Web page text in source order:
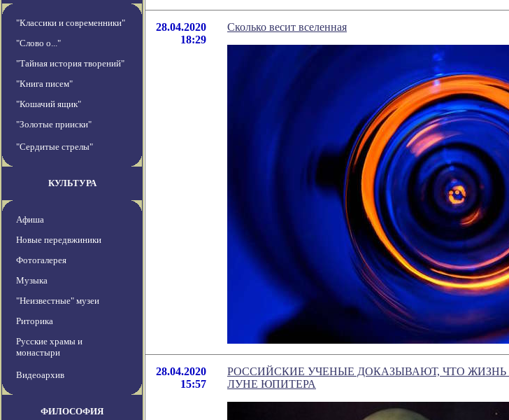
"Классики и современники"
"Слово о..."
"Тайная история творений"
"Книга писем"
"Кошачий ящик"
"Золотые прииски"
"Сердитые стрелы"
КУЛЬТУРА
Афиша
Новые передвжиники
Фотогалерея
Музыка
"Неизвестные" музеи
Риторика
Русские храмы и
монастыри
Видеоархив
ФИЛОСОФИЯ
28.04.2020
18:29
Сколько весит вселенная
28.04.2020
15:57
РОССИЙСКИЕ УЧЕНЫЕ ДОКАЗЫВАЮТ, ЧТО
ЛУНЕ ЮПИТЕРА